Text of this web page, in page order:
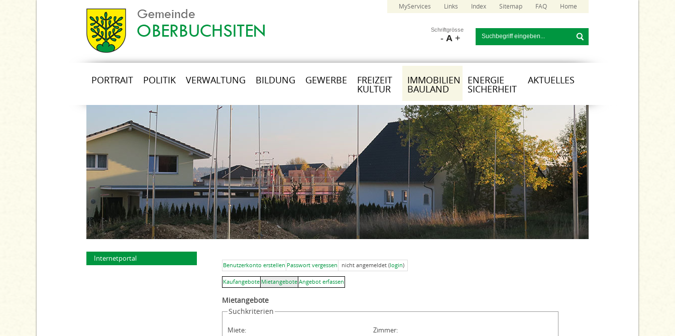
MyServices Links Index Sitemap FAQ Home
-
Schriftgrösse
A +
PORTRAIT POLITIK VERWALTUNG BILDUNG GEWERBE
FREIZEIT
KULTUR
IMMOBILIEN
BAULAND
ENERGIE
SICHERHEIT
AKTUELLES
Internetportal
Benutzerkonto erstellen Passwort vergessen nicht angemeldet (login)
Kaufangebote Mietangebote Angebot erfassen
Mietangebote
Suchkriterien
Miete:
Zimmer: